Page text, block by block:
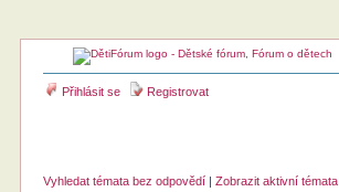
Přihlásit se Registrovat
Vyhledat témata bez odpovědí |Zobrazit aktivní témata